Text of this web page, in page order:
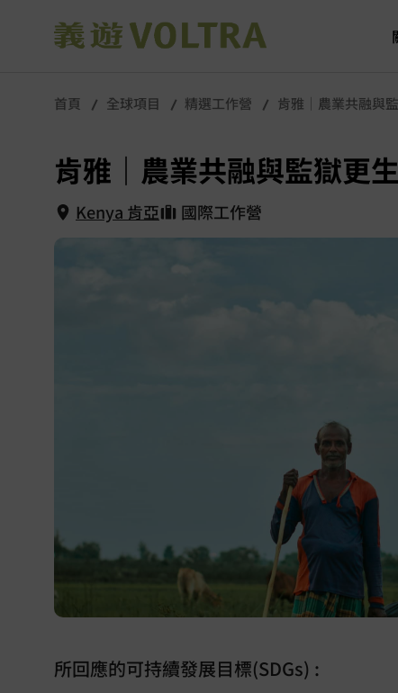
首頁 全球項目 精選工作營 肯雅｜農業共融與
肯雅｜農業共融與監獄更
Kenya 肯亞 國際工作營
所回應的可持續發展目標(SDGs) :